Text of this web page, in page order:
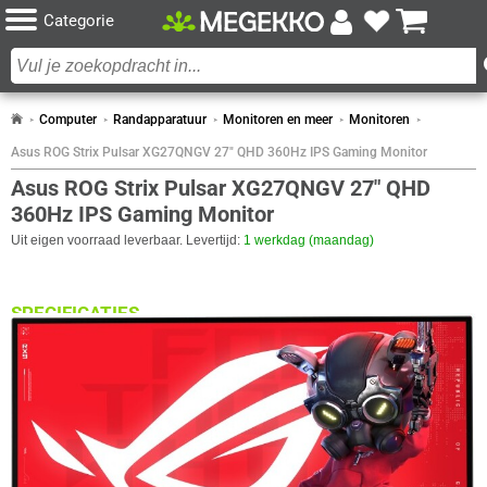
Categorie
Computer Randapparatuur Monitoren en meer Monitoren
Asus ROG Strix Pulsar XG27QNGV 27" QHD 360Hz IPS Gaming Monitor
Asus ROG Strix Pulsar XG27QNGV 27" QHD
360Hz IPS Gaming Monitor
Uit eigen voorraad leverbaar. Levertijd: 1 werkdag (maandag)
SPECIFICATIES
BEELDSCHERM
Eigenschap
Paneel Type
IPS
✖︎
Aantal kleuren
1.07B
Scherm Diagonaal
27.0 inch (68.6cm)